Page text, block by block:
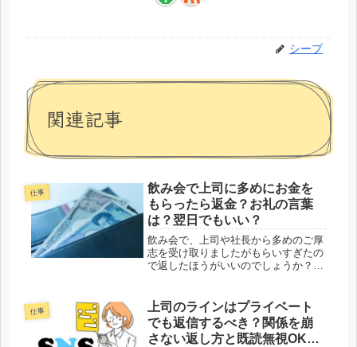
シープ
関連記事
仕事
飲み会で上司に多めにお金を
もらったら返金？お礼の言葉
は？翌日でもいい？
飲み会で、上司や社長から多めのご厚
志を受け取りましたがもらいすぎたの
で返したほうがいいのでしょうか？返
答える記事になっています。記事を読
んで分かる内容は？飲み会で上司から
多...
仕事
上司のラインはプライベート
でも返信するべき？関係を崩
さない返し方と既読無視OKな